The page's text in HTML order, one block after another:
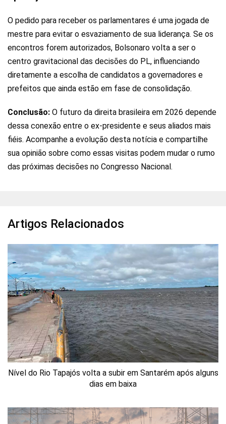
O pedido para receber os parlamentares é uma jogada de
mestre para evitar o esvaziamento de sua liderança. Se os
encontros forem autorizados, Bolsonaro volta a ser o
centro gravitacional das decisões do PL, influenciando
diretamente a escolha de candidatos a governadores e
prefeitos que ainda estão em fase de consolidação.
Conclusão: O futuro da direita brasileira em 2026 depende
dessa conexão entre o ex-presidente e seus aliados mais
fiéis. Acompanhe a evolução desta notícia e compartilhe
sua opinião sobre como essas visitas podem mudar o rumo
das próximas decisões no Congresso Nacional.
Artigos Relacionados
Nível do Rio Tapajós volta a subir em Santarém após alguns
dias em baixa